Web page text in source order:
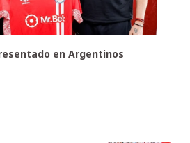
en Argentinos